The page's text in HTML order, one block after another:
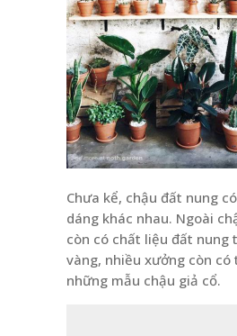
Chưa kể, chậu đất nung
dáng khác nhau. Ngoài
còn có chất liệu đất nung
vàng, nhiều xưởng còn có
những mẫu chậu giả cổ.